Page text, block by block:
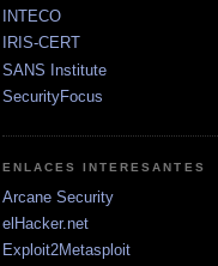
INTECO
IRIS-CERT
SANS Institute
SecurityFocus
ENLACES INTERESANTES
Arcane Security
elHacker.net
Exploit2Metasploit